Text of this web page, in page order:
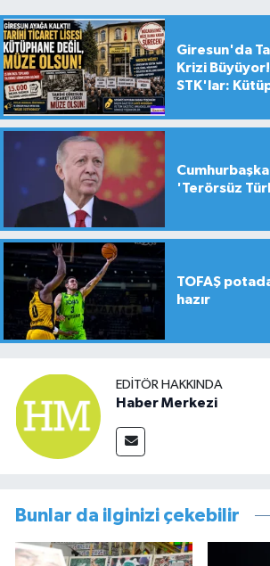
Giresun'da
Krizi
STK'lar:
'Terörsüz
TOFAŞ
hazır
EDITÖR HAKKINDA
Haber Merkezi
Bunlar da ilginizi çekebilir